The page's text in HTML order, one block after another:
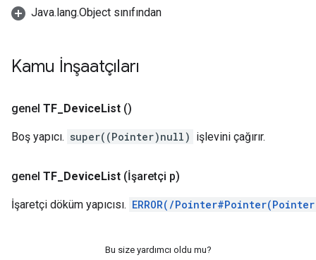
Java.lang.Object sınıfından
Kamu İnşaatçıları
genel TF DeviceList ()
Boş yapıcı. super((Pointer)null) işlevini çağırır.
genel TF DeviceList (İşaretçi p)
İşaretçi döküm yapıcısı. ERROR(/
Bu size yardımcı oldu mu?